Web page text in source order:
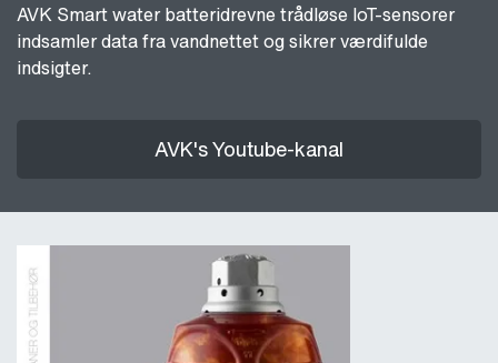
AVK Smart water batteridrevne trådløse IoT-sensorer
indsamler data fra vandnettet og sikrer værdifulde
indsigter.
AVK's Youtube-kanal